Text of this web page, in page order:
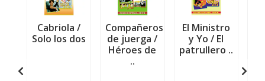
Cabriola /
Solo los dos
Compañeros
de juerga /
Héroes de
..
El Ministro
y Yo / El
patrullero ..